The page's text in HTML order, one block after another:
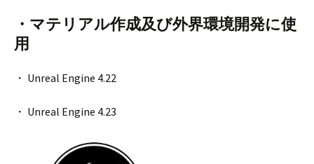
・マテリアル作成及び外界環境開発に使
用
・ Unreal Engine 4.22
・ Unreal Engine 4.23